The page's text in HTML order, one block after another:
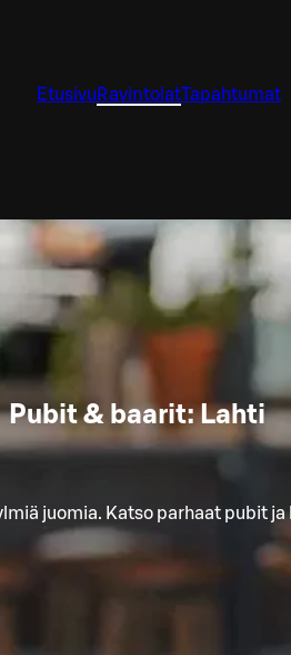
Etusivu RavintolatTapahtumat
Pubit & baarit: Lahti
juomia. Katso parhaat pubit ja